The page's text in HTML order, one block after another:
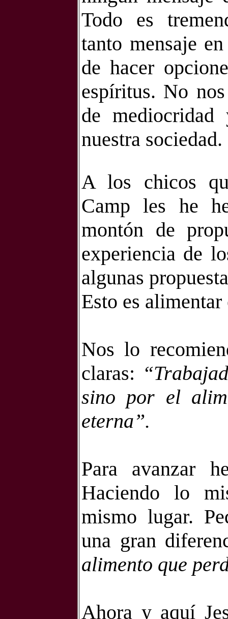
Todo es
tanto mensaje
de hacer
espíritus. No
de
nuestra sociedad.
A los chicos
Camp les he
montón de
experiencia de
algunas
Esto es
Nos lo
claras:
sino por el
eterna”.
Para avanzar
Haciendo lo
mismo lugar.
una gran
alimento que
Ahora y aquí